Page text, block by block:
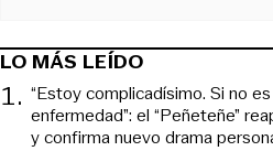
LO MÁS LEÍDO
1. “Estoy complicadísimo. Si no
enfermedad”: el “Peñeteñe”
y confirma nuevo drama